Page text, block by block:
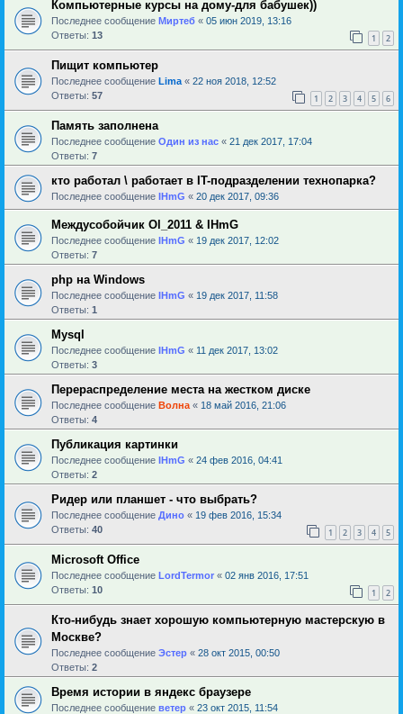
Компьютерные курсы на дому-для бабушек))
Последнее сообщение Миртеб « 05 июн 2019, 13:16
Ответы: 13 1 2
Пищит компьютер
Последнее сообщение Lima « 22 ноя 2018, 12:52
Ответы: 57 1 2 3 4 5 6
Память заполнена
Последнее сообщение Один из нас « 21 дек 2017, 17:04
Ответы: 7
кто работал \ работает в IT-подразделении технопарка?
Последнее сообщение IHmG « 20 дек 2017, 09:36
Междусобойчик Ol_2011 & IHmG
Последнее сообщение IHmG « 19 дек 2017, 12:02
Ответы: 7
php на Windows
Последнее сообщение IHmG « 19 дек 2017, 11:58
Ответы: 1
Mysql
Последнее сообщение IHmG « 11 дек 2017, 13:02
Ответы: 3
Перераспределение места на жестком диске
Последнее сообщение Волна « 18 май 2016, 21:06
Ответы: 4
Публикация картинки
Последнее сообщение IHmG « 24 фев 2016, 04:41
Ответы: 2
Ридер или планшет - что выбрать?
Последнее сообщение Дино « 19 фев 2016, 15:34
Ответы: 40 1 2 3 4 5
Microsoft Office
Последнее сообщение LordTermor « 02 янв 2016, 17:51
Ответы: 10 1 2
Кто-нибудь знает хорошую компьютерную мастерскую в
Москве?
Последнее сообщение Эстер « 28 окт 2015, 00:50
Ответы: 2
Время истории в яндекс браузере
Последнее сообщение ветер « 23 окт 2015, 11:54